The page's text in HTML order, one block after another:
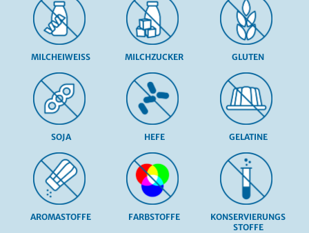
MILCHEIWEISS MILCHZUCKER GLUTEN
SOJA HEFE GELATINE
AROMASTOFFE FARBSTOFFE
KONSERVIERUNGS
STOFFE